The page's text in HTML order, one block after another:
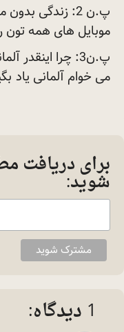
پ.ن 2: زندگی
موبایل های همه تون
پ.ن3: چرا
می خوام آلمانی یاد
برای دریافت
شوید:
1 دیدگاه: